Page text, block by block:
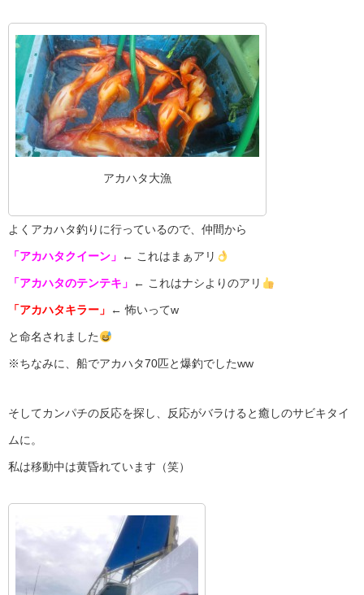
アカハタ大漁
よくアカハタ釣りに行っているので、仲間から
「アカハタクイーン」 ← これはまぁアリ
「アカハタのテンテキ」 ← これはナシよりのアリ
「アカハタキラー」 ← 怖いってw
と命名されました
※ちなみに、船でアカハタ70匹と爆釣でしたww
そしてカンパチの反応を探し、反応がバラけると癒しのサビキタイ
ムに。
私は移動中は黄昏れています（笑）